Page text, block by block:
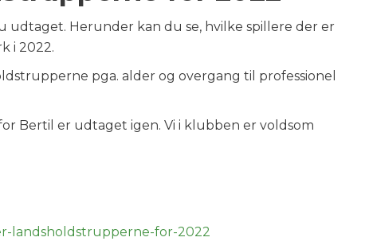
udtaget. Herunder kan du se, hvilke spillere der er
i 2022.
pga. alder og overgang til professionel
Bertil er udtaget igen. Vi i klubben er voldsom
landsholdstrupperne-for-2022